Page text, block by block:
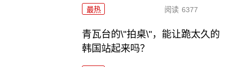
最热 阅读 6377
青瓦台的\"拍桌\"，能让跪太久的
韩国站起来吗？